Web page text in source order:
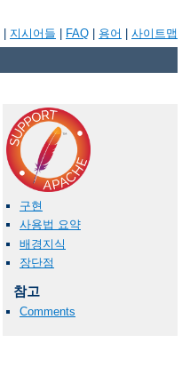
지시어들 FAQ 용어 사이트맵
구현
사용법 요약
배경지식
장단점
참고
Comments